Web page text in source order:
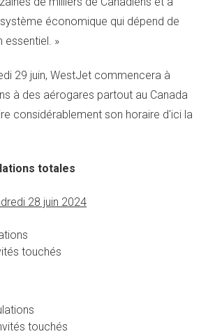
économique qui dépend de
essentiel. »
29 juin, WestJet commencera à
à des aérogares partout au Canada
considérablement son horaire d'ici la
totales
28 juin 2024
touchés
touchés